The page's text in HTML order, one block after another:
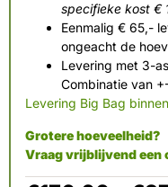
specifieke kost €
Eenmalig € 65,-
ongeacht de
Levering met 3-
Combinatie van
Levering Big Bag
Grotere hoeveelheid?
Vraag vrijblijvend een